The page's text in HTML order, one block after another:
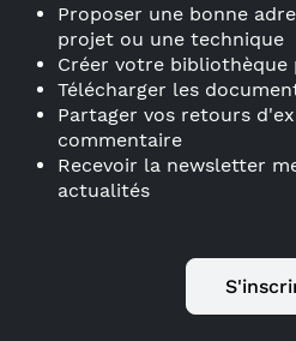
Proposer une bonne
projet ou une technique
Créer votre bibliothèque
Télécharger les
Partager vos retours
commentaire
Recevoir la newsletter
actualités